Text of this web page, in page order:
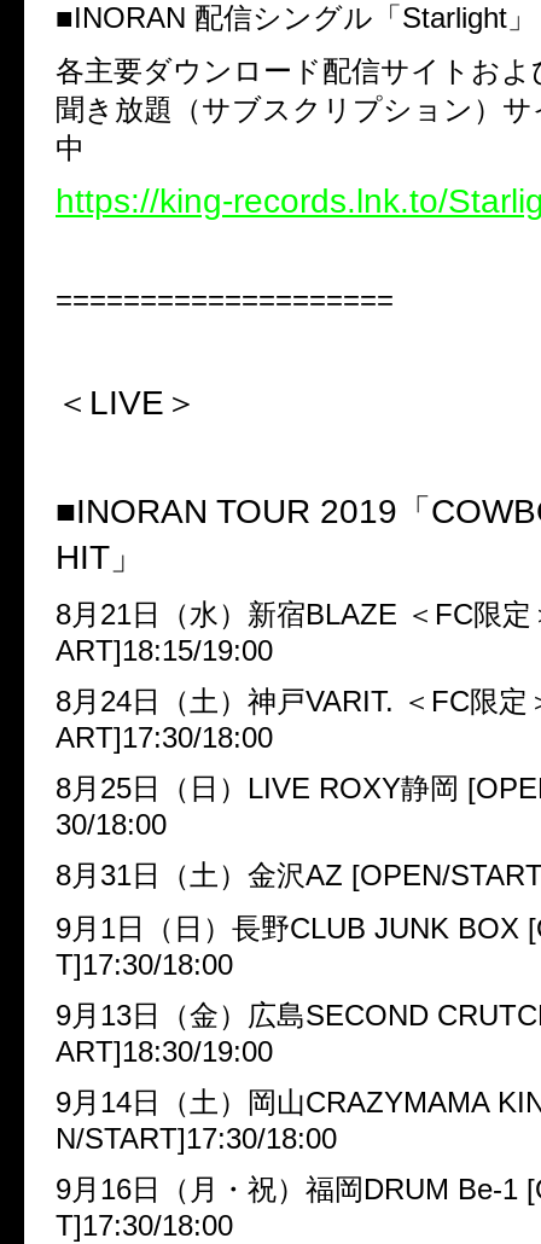
■INORAN 配信シングル「 Starlight 」
各主要ダウンロード配信サイトおよ
聞き放題（サブスクリプション）
中
https://king-records.lnk.to/
====================
＜LIVE＞
■INORAN TOUR 2019 「
HIT 」
8月 21日（水）新宿BLAZE ＜ FC限定
ART]18:15/19:00
8月 24日（土）神戸VARIT. ＜ FC限定
ART]17:30/18:00
8月 25日（日） LIVE ROXY静岡
30/18:00
8月 31日（土）金沢AZ [OPEN/
9月 1日（日）長野CLUB JUNK BOX
T]17:30/18:00
9月 13日（金）広島SECOND
ART]18:30/19:00
9月 14日（土）岡山CRAZYMAMA
N/START]17:30/18:00
9月 16日（月・祝）福岡 DRUM Be-1
T]17:30/18:00